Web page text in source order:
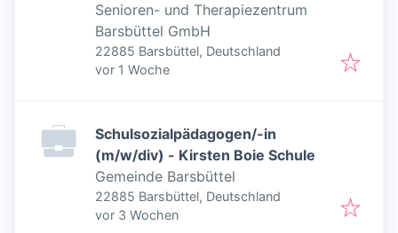
Senioren- und Therapiezentrum
Barsbüttel GmbH
22885 Barsbüttel, Deutschland
Veröffentlicht
vor 1 Woche
Schulsozialpädagogen/-in
(m/w/div) - Kirsten Boie Schule
Gemeinde Barsbüttel
22885 Barsbüttel, Deutschland
Veröffentlicht:
vor 3 Wochen